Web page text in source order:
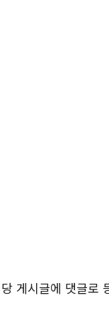
게시글에 댓글로